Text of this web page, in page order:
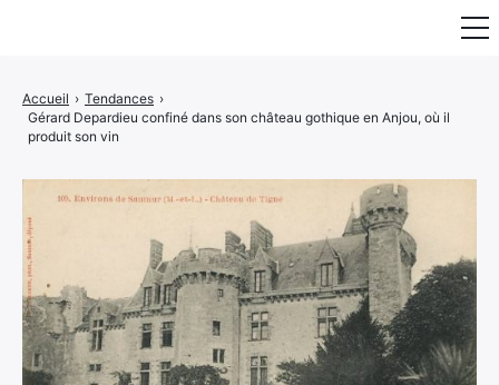
Accueil › Tendances ›
Gérard Depardieu confiné dans son château gothique en Anjou, où il
produit son vin
Mobilier & Rangement
Luminaire
Maison
Art & Décoration
Portraits